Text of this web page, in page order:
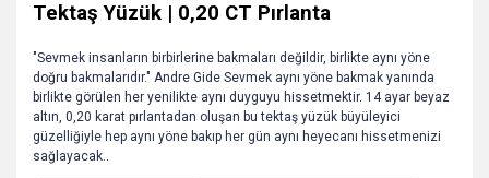
Tektaş Yüzük | 0,20 CT Pırlanta
"Sevmek insanların birbirlerine bakmaları değildir, birlikte aynı yöne
doğru bakmalarıdır." Andre Gide Sevmek aynı yöne bakmak yanında
birlikte görülen her yenilikte aynı duyguyu hissetmektir. 14 ayar beyaz
altın, 0,20 karat pırlantadan oluşan bu tektaş yüzük büyüleyici
güzelliğiyle hep aynı yöne bakıp her gün aynı heyecanı hissetmenizi
sağlayacak..